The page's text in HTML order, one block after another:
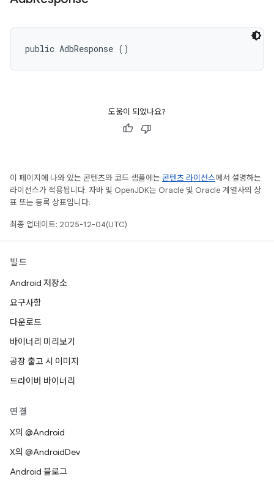
public AdbResponse ()
도움이 되었나요?
이 페이지에 나와 있는 콘텐츠와 코드 샘플에는 콘텐츠 라이선스에서 설명하는
라이선스가 적용됩니다. 자바 및 OpenJDK는 Oracle 및 Oracle 계열사의 상
표 또는 등록 상표입니다.
최종 업데이트: 2025-12-04(UTC)
빌드
Android 저장소
요구사항
다운로드
바이너리 미리보기
공장 출고 시 이미지
드라이버 바이너리
연결
X의 @Android
X의 @AndroidDev
Android 블로그